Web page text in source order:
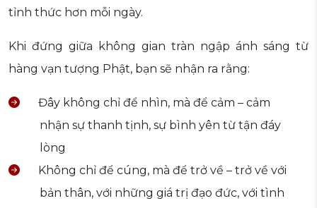
tỉnh thức hơn mỗi ngày.
Khi đứng giữa không gian tràn ngập ánh sáng từ
hàng vạn tượng Phật, bạn sẽ nhận ra rằng:
Đây không chỉ để nhìn, mà để cảm – cảm
nhận sự thanh tịnh, sự bình yên từ tận đáy
lòng
Không chỉ để cúng, mà để trở về – trở về với
bản thân, với những giá trị đạo đức, với tình